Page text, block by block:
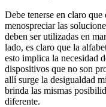
Debe tenerse en claro
menospreciar las
deben ser utilizadas en
lado, es claro que la
esto implica la necesidad
dispositivos que no son
allí surge la desigualdad
brinda las mismas
diferente.